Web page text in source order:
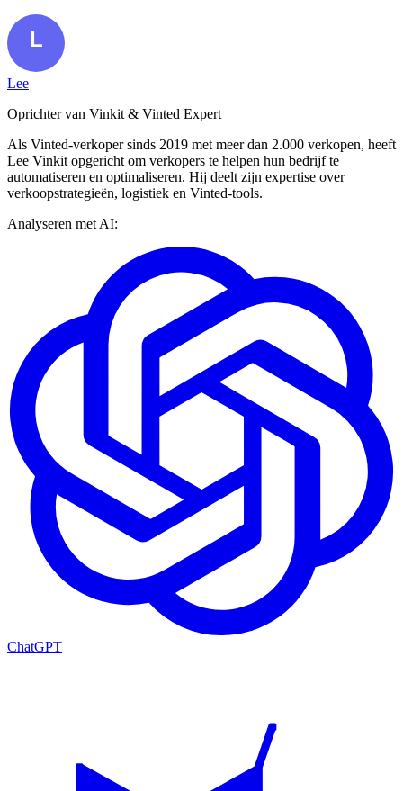
Lee
Oprichter van Vinkit & Vinted Expert
Als Vinted-verkoper sinds 2019 met meer dan 2.000 verkopen, heeft
Lee Vinkit opgericht om verkopers te helpen hun bedrijf te
automatiseren en optimaliseren. Hij deelt zijn expertise over
verkoopstrategieën, logistiek en Vinted-tools.
Analyseren met AI:
ChatGPT